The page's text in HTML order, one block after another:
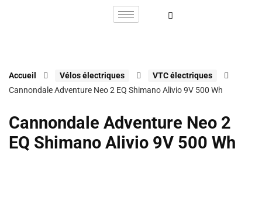
Accueil Vélos électriques
VTC électriques
Cannondale Adventure Neo 2 EQ Shimano Alivio 9V 500 Wh
Cannondale Adventure Neo 2
EQ Shimano Alivio 9V 500 Wh